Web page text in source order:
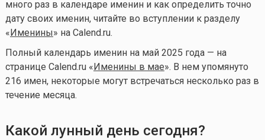
много раз в календаре именин и как определить точно
дату своих именин, читайте во вступлении к разделу
« Именины» на Calend.ru.
Полный календарь именин на май 2025 года — на
странице Calend.ru « Именины в мае». В нем упомянуто
216 имен, некоторые могут встречаться несколько раз в
течение месяца.
Какой лунный день сегодня?